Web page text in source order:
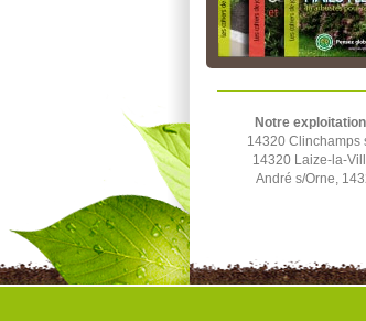
Notre
14320 Clinchamps
14320 Laize-la-
André s/Orne,